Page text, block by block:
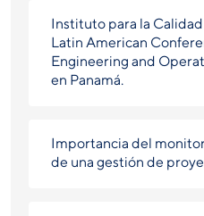
Instituto para la
Latin American
Engineering and
en Panamá.
Importancia del
de una gestión de